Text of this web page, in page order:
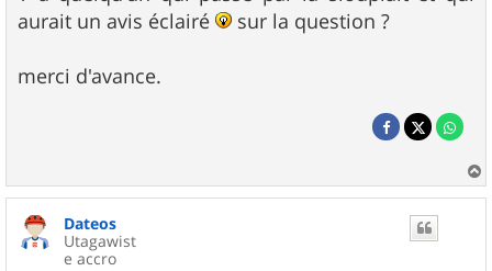
aurait un avis éclairé
sur la question ?
merci d'avance.
a
Dateos
Utagawist
e accro